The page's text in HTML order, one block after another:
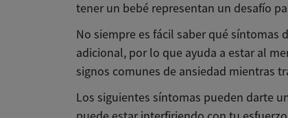
tener un bebé representan un desafío
No siempre es fácil saber qué síntomas
adicional, por lo que ayuda a estar al
signos comunes de ansiedad mientras
Los siguientes síntomas pueden darte